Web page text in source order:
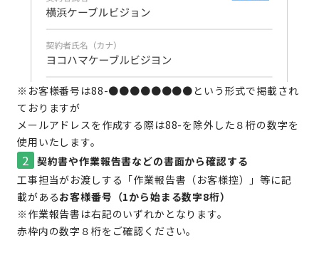
※お客様番号は88-●●●●●●●●という形式で掲載され
ておりますが
メールアドレスを作成する際は88-を除外した８桁の数字を
使用いたします。
2 契約書や作業報告書などの書面から確認する
工事担当がお渡しする「作業報告書（お客様控）」等に記
載があるお客様番号（1から始まる数字8桁）
※作業報告書は右記のいずれかとなります。
赤枠内の数字８桁をご確認ください。